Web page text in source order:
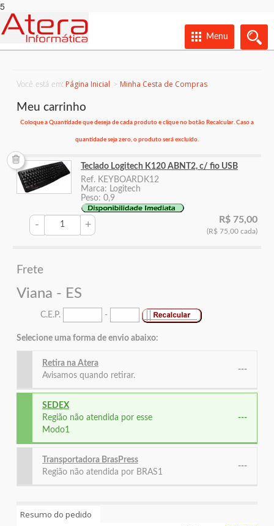
5
Menu
Você está em: Página Inicial Minha Cesta de Compras
Meu carrinho
Coloque a Quantidade que deseja de cada produto e clique no botão Recalcular. Caso a
quantidade seja zero, o produto será excluído.
Teclado Logitech K120 ABNT2, c/ fio USB
Ref. KEYBOARDK12
Marca: Logitech
Peso: 0,9
- + R$ 75,00
(R$ 75,00 cada)
Frete
Viana - ES
C.E.P. -
Selecione uma forma de envio abaixo:
Retira na Atera
Avisamos quando retirar.
---
SEDEX
Região não atendida por esse
Modo1
---
Transportadora BrasPress
Região não atendida por BRAS1
---
Resumo do pedido